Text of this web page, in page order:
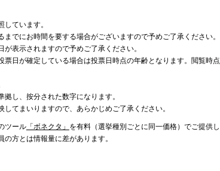
ています。
でにお時間を要する場合がございますので予めご了承ください。
表示されますので予めご了承ください。
日が確定している場合は投票日時点の年齢となります。閲覧時点
し、按分された数字になります。
てまいりますので、あらかじめご了承ください。
ツール「ボネクタ」 を有料（選挙種別ごとに同一価格）でご提供し
方とは情報量に差があります。